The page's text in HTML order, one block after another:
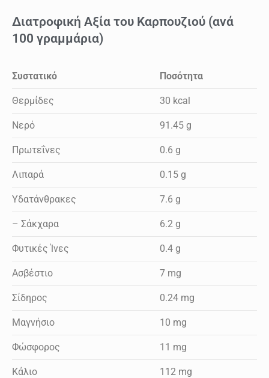
Διατροφική Αξία του Καρπουζιού (ανά
100 γραμμάρια)
Συστατικό Ποσότητα
Θερμίδες 30 kcal
Νερό 91.45 g
Πρωτεΐνες 0.6 g
Λιπαρά 0.15 g
Υδατάνθρακες 7.6 g
– Σάκχαρα 6.2 g
Φυτικές Ίνες 0.4 g
Ασβέστιο 7 mg
Σίδηρος 0.24 mg
Μαγνήσιο 10 mg
Φώσφορος 11 mg
Κάλιο 112 mg